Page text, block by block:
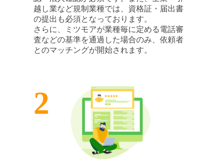
越し業など規制業種では、資格証・届出書
の提出も必須となっております。
さらに、ミツモアが業種毎に定める電話審
査などの基準を通過した場合のみ、依頼者
とのマッチングが開始されます。
2